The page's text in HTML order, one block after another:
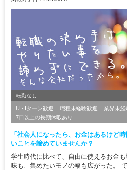
転勤なし
U・Iターン歓迎 職種未経験歓迎 業界未経
7日以上の長期休暇あり
「社会人になったら、お金はあるけど
いことを諦めていませんか？
学生時代に比べて、自由に使えるお金
味も、集めたいモノの幅も広がった。